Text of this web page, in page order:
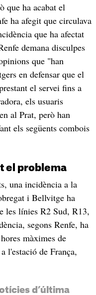
que ha acabat el
ha afegit que circulava
que ha afectat
demana disculpes
que "han
en defensar que el
el servei fins a
els usuaris
al Prat, però han
els següents combois
el problema
una incidència a la
i Bellvitge ha
les línies R2 Sud, R13,
segons Renfe, ha
màximes de
l'estació de França,
d’última